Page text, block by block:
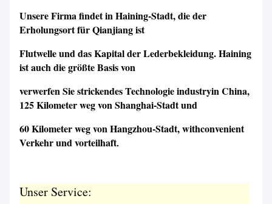
Unsere Firma findet in Haining-Stadt, die der
Erholungsort für Qianjiang ist
Flutwelle und das Kapital der Lederbekleidung. Haining
ist auch die größte Basis von
verwerfen Sie strickendes Technologie industryin China,
125 Kilometer weg von Shanghai-Stadt und
60 Kilometer weg von Hangzhou-Stadt, withconvenient
Verkehr und vorteilhaft.
Unser Service: